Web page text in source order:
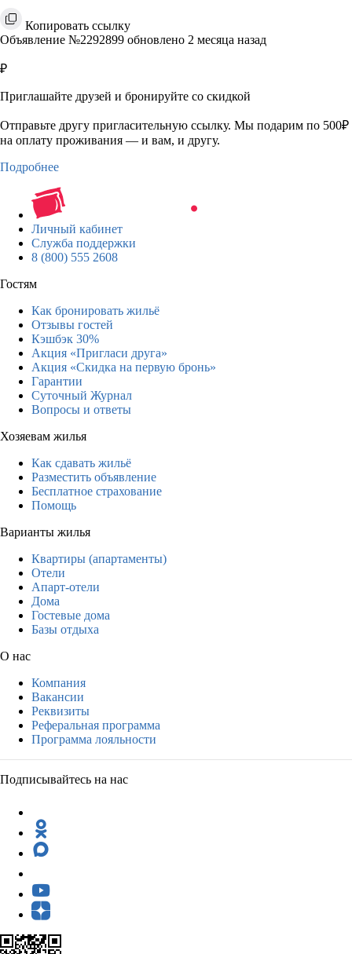
Копировать ссылку
Объявление №2292899 обновлено 2 месяца назад
₽
Приглашайте друзей и бронируйте со скидкой
Отправьте другу пригласительную ссылку. Мы подарим по 500₽
на оплату проживания — и вам, и другу.
Подробнее
Личный кабинет
Служба поддержки
8 (800) 555 2608
Гостям
Как бронировать жильё
Отзывы гостей
Кэшбэк 30%
Акция «Пригласи друга»
Акция «Скидка на первую бронь»
Гарантии
Суточный Журнал
Вопросы и ответы
Хозяевам жилья
Как сдавать жильё
Разместить объявление
Бесплатное страхование
Помощь
Варианты жилья
Квартиры (апартаменты)
Отели
Апарт-отели
Дома
Гостевые дома
Базы отдыха
О нас
Компания
Вакансии
Реквизиты
Реферальная программа
Программа лояльности
Подписывайтесь на нас